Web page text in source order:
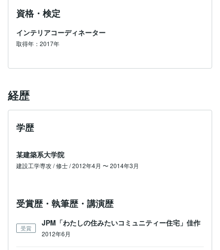
資格・検定
インテリアコーディネーター
取得年：2017年
経歴
学歴
某建築系大学院
建設工学専攻 / 修士 / 2012年4月 〜 2014年3月
受賞歴・執筆歴・講演歴
受賞
JPM「わたしの住みたいコミュニティー住宅」佳作
2012年6月